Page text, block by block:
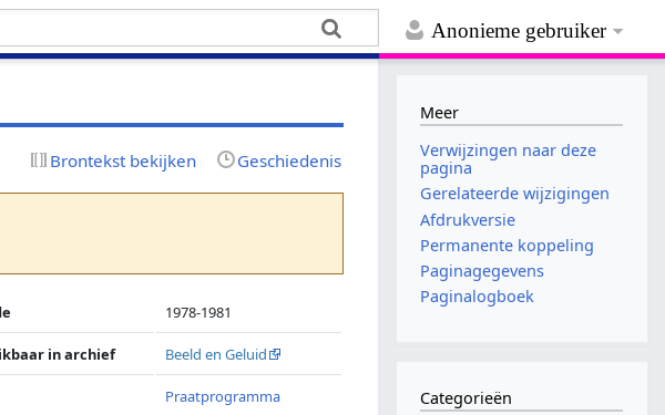
Anonieme gebruiker
Brontekst bekijken Geschiedenis
1978-1981
in archief Beeld en Geluid
Praatprogramma
Meer
Verwijzingen naar deze
pagina
Gerelateerde wijzigingen
Afdrukversie
Permanente koppeling
Paginagegevens
Paginalogboek
Categorieën